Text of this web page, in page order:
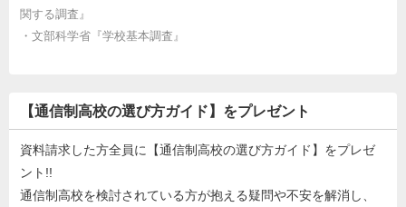
関する調査』
・ 文部科学省『学校基本調査』
【通信制高校の選び方ガイド】をプレゼント
資料請求した方全員に【通信制高校の選び方ガイド】をプレゼ
ント!!
通信制高校を検討されている方が抱える疑問や不安を解消し、